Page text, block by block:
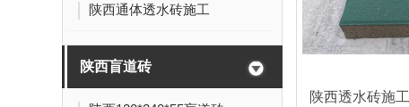
陕西通体透水砖施工
陕西盲道砖
陕西透水砖施工